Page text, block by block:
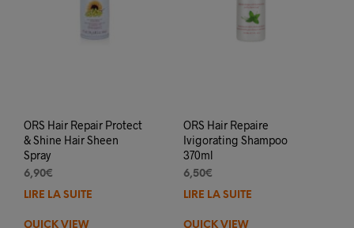
ORS Hair Repair Protect
& Shine Hair Sheen
Spray
6,90€
LIRE LA SUITE
QUICK VIEW
ORS Hair Repaire
Ivigorating Shampoo
370ml
6,50€
LIRE LA SUITE
QUICK VIEW